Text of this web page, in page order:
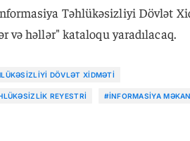
Təhlükəsizliyi Dövlət
və həllər" kataloqu yaradılacaq.
DÖVLƏT XIDMƏTI
REYESTRI #INFORMASIYA